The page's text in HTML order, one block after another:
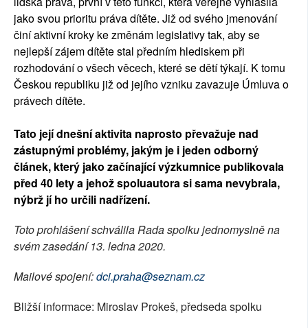
jako svou prioritu práva dítěte. Již od svého jmenování
činí aktivní kroky ke změnám legislativy tak, aby se
nejlepší zájem dítěte stal předním hlediskem při
rozhodování o všech věcech, které se dětí týkají. K tomu
Českou republiku již od jejího vzniku zavazuje Úmluva o
právech dítěte.
Tato její dnešní aktivita naprosto převažuje nad
zástupnými problémy, jakým je i jeden odborný
článek, který jako začínající výzkumnice publikovala
před 40 lety a jehož spoluautora si sama nevybrala,
nýbrž jí ho určili nadřízení.
Toto prohlášení schválila Rada spolku jednomyslně na
svém zasedání 13. ledna 2020.
Mailové spojení:dci.praha@seznam.cz
Bližší informace: Miroslav Prokeš, předseda spolku